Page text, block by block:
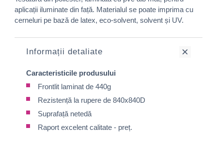
aplicații iluminate din față. Materialul se poate imprima cu
cerneluri pe bază de latex, eco-solvent, solvent și UV.
Informații detaliate
Caracteristicile produsului
Frontlit laminat de 440g
Rezistență la rupere de 840x840D
Suprafață netedă
Raport excelent calitate - preț.